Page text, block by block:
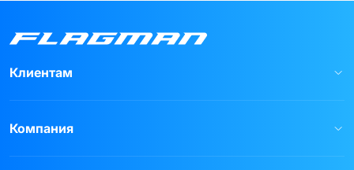
Клиентам
Компания